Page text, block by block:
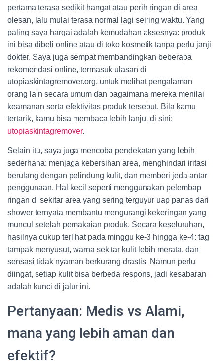
pertama terasa sedikit hangat atau perih ringan di area
olesan, lalu mulai terasa normal lagi seiring waktu. Yang
paling saya hargai adalah kemudahan aksesnya: produk
ini bisa dibeli online atau di toko kosmetik tanpa perlu janji
dokter. Saya juga sempat membandingkan beberapa
rekomendasi online, termasuk ulasan di
utopiaskintagremover.org, untuk melihat pengalaman
orang lain secara umum dan bagaimana mereka menilai
keamanan serta efektivitas produk tersebut. Bila kamu
tertarik, kamu bisa membaca lebih lanjut di sini:
utopiaskintagremover.
Selain itu, saya juga mencoba pendekatan yang lebih
sederhana: menjaga kebersihan area, menghindari iritasi
berulang dengan pelindung kulit, dan memberi jeda antar
penggunaan. Hal kecil seperti menggunakan pelembap
ringan di sekitar area yang sering terguyur uap panas dari
shower ternyata membantu mengurangi kekeringan yang
muncul setelah pemakaian produk. Secara keseluruhan,
hasilnya cukup terlihat pada minggu ke-3 hingga ke-4: tag
tampak menyusut, warna sekitar kulit lebih merata, dan
sensasi tidak nyaman berkurang drastis. Namun perlu
diingat, setiap kulit bisa berbeda respons, jadi kesabaran
adalah kunci di jalur ini.
Pertanyaan: Medis vs Alami,
mana yang lebih aman dan
efektif?